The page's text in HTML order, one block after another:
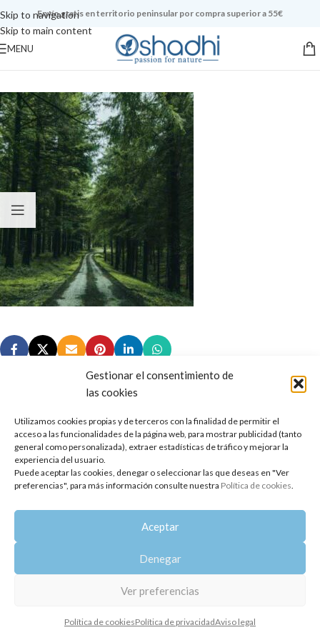
Gestionar el consentimiento de
las cookies
Utilizamos cookies propias y de terceros con la finalidad de permitir el
acceso a las funcionalidades de la página web, para mostrar publicidad (tanto
general como personalizada), extraer estadísticas de tráfico y mejorar la
experiencia del usuario.
Puede aceptar las cookies, denegar o seleccionar las que deseas en "Ver
preferencias", para más información consulte nuestra Política de cookies.
Aceptar
Denegar
Ver preferencias
Política de cookiesPolítica de privacidadAviso legal
Skip to navigation
Skip to main content
Envío gratis en territorio peninsular por compra superior a 55€
MENU
Copyright 2014-2025 Oshadhi España
Todos los derechos reservados.
Política de privacidad | Aviso legal | Política de cookies